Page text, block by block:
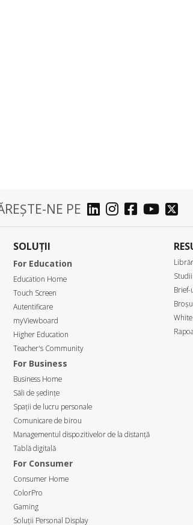
NE PE
SOLUȚII
For Education
Education Home
Touch Screen
Autentificare
myViewboard
Higher Education
Teacher's Community
For Business
Business Home
Săli de ședințe
Spații de lucru personale
Comunicare de birou
Managementul dispozitivelor de la distanță
Tablă digitală
For Consumer
Consumer Home
ColorPro
Gaming
Soluții Personal Display